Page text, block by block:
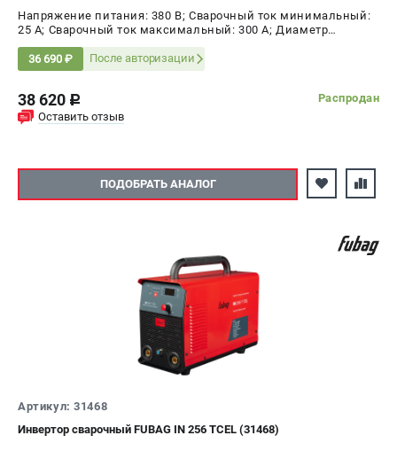
Напряжение питания: 380 В; Сварочный ток минимальный:
25 А; Сварочный ток максимальный: 300 А; Диаметр
Мощность: 10.2 кВт
36 690 ₽ После авторизации
38 620 c
Распродан
Оставить отзыв
ПОДОБРАТЬ АНАЛОГ
Артикул: 31468
Инвертор сварочный FUBAG IN 256 ТCEL (31468)